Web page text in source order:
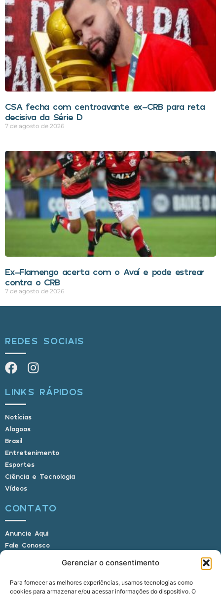
Gerenciar o consentimento
Para fornecer as melhores experiências, usamos tecnologias como
cookies para armazenar e/ou acessar informações do dispositivo. O
CSA fecha com centroavante ex-CRB para reta
decisiva da Série D
7 de agosto de 2026
Ex-Flamengo acerta com o Avaí e pode estrear
contra o CRB
7 de agosto de 2026
REDES SOCIAIS
LINKS RÁPIDOS
Notícias
Alagoas
Brasil
Entretenimento
Esportes
Ciência e Tecnologia
Vídeos
CONTATO
Anuncie Aqui
Fale Conosco